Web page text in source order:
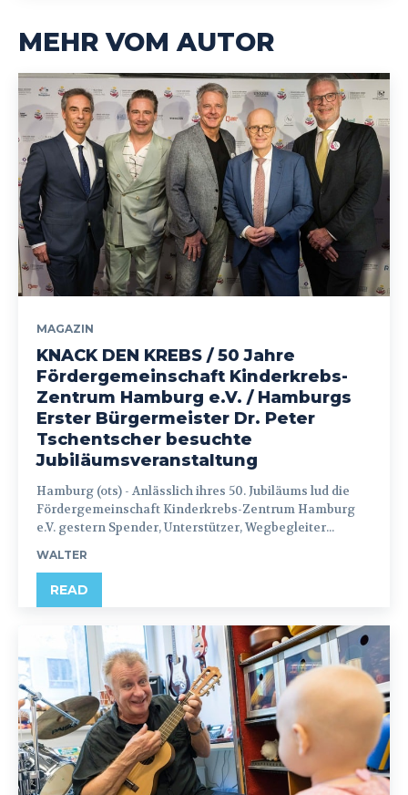
MEHR VOM AUTOR
MAGAZIN
KNACK DEN KREBS / 50 Jahre
Fördergemeinschaft Kinderkrebs-
Zentrum Hamburg e.V. / Hamburgs
Erster Bürgermeister Dr. Peter
Tschentscher besuchte
Jubiläumsveranstaltung
Hamburg (ots) - Anlässlich ihres 50. Jubiläums lud die
Fördergemeinschaft Kinderkrebs-Zentrum Hamburg
e.V. gestern Spender, Unterstützer, Wegbegleiter...
WALTER
READ